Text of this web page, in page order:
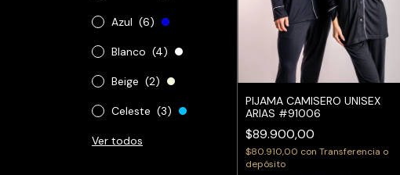
Azul (6)
Blanco (4)
Beige (2)
Celeste (3)
Ver todos
PIJAMA CAMISERO UNISEX
ARIAS #91006
$89.900,00
$80.910,00 con Transferencia o
depósito